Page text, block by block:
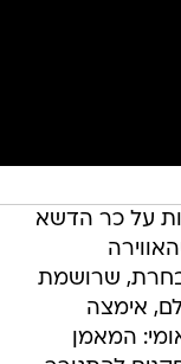
על כר הדשא
שרושמת
אימצה
המאמן